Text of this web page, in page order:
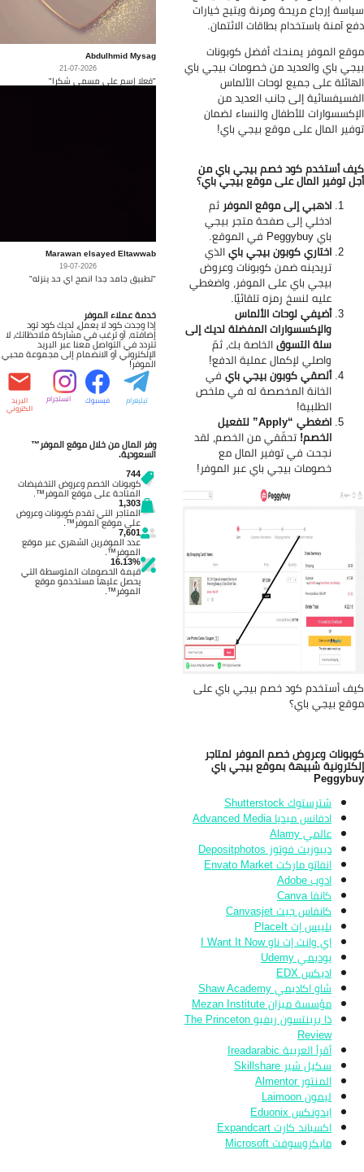
إرجاع مريحة ومرنة ويتيح خيارات
آمنة باستخدام بطاقات الائتمان.
الموفر يمنحك أفضل كوبونات
باي والعديد من خصومات بيجي باي
على جميع لوحات الألماس
إلى جانب العديد من
للأطفال والنساء لضمان
المال على موقع بيجي باي!
أستخدم كود خصم بيجي باي من
توفير المال على موقع بيجي باي؟
اذهبي إلى موقع الموفرثم
ادخلي إلى صفحة متجر بيجي
باي Peggybuy في الموقع.
اختاري كوبون بيجي بايالذي
تريدينه ضمن كوبونات وعروض
بيجي باي على الموفر، واضغطي
عليه لنسخ رمزه تلقائيًا.
أضيفي لوحات الألماس
والإكسسوارات المفضلة لديك إلى
سلة التسوقالخاصة بك، ثمّ
واصلي لإكمال عملية الدفع!
ألصقي كوبون بيجي بايفي
الخانة المخصصة له في ملخص
الطلبية!
اضغطي “Apply” لتفعيل
الخصم!تحقّقي من الخصم، لقد
نجحت في توفير المال مع
خصومات بيجي باي عبر الموفر!
أستخدم كود خصم بيجي باي على
بيجي باي؟
وعروض خصم الموفر لمتاجر
شبيهة بموقع بيجي باي
شترستوك Shutterstock
ادفانس ميديا Advanced Media
عالمي Alamy
ديبوزيت فوتوز Depositphotos
انفاتو ماركت Envato Market
ادوب Adobe
كانفا Canva
كانفاس جيت Canvasjet
بلييس إت PlaceIt
اي وانت إت ناو I Want It Now
يوديمي Udemy
اديكس EDX
شاو اكاديمي Shaw Academy
مؤسسة ميزان Mezan Institute
ذا برينتسون ريفيو The Princeton
Review
أقرأ العربية Ireadarabic
سكيل شير Skillshare
المنتور Almentor
ليمون Laimoon
ايدونكس Eduonix
اكسباند كارت Expandcart
مايكروسوفت Microsoft
Abdulhmid Mysag
21-07-2026
"فعلا إسم على مسمى شكرا"
Marawan elsayed Eltawwab
19-07-2026
"تطبيق جامد جدا انصح اي حد ينزله"
خدمة عملاء الموفر
إذا وجدت كود لا يعمل، لديك كود تود
إضافته، أو ترغب في مشاركة ملاحظاتك، لا
تتردد في التواصل معنا عبر البريد
الإلكتروني أو الانضمام إلى مجموعة محبي
الموفر!
تيليغرام فيسبوك انستجرام البريد
الكتروني
وفر المال من خلال موقع الموفر™
السعودية.
744
كوبونات الخصم وعروض التخفيضات
المتاحة على موقع الموفر™.
1,303
المتاجر التي تقدم كوبونات وعروض
على موقع الموفر™.
7,601
عدد الموفرين الشهري عبر موقع
الموفر™.
16.13%
قيمة الخصومات المتوسطة التي
يحصل عليها مستخدمو موقع
الموفر™.